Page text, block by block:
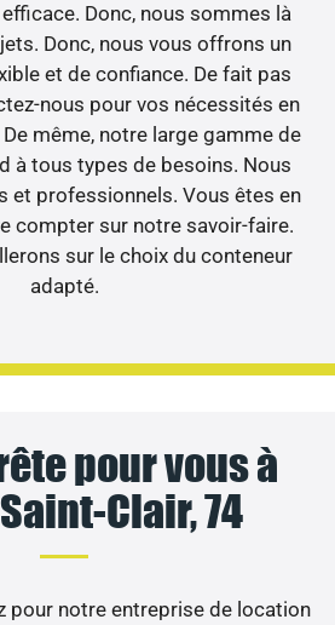
Donc, nous sommes là
Donc, nous vous offrons un
et de confiance. De fait pas
nous pour vos nécessités en
même, notre large gamme de
à tous types de besoins. Nous
et professionnels. Vous êtes en
compter sur notre savoir-faire.
sur le choix du conteneur
adapté.
pour vous à
Clair, 74
pour notre entreprise de location